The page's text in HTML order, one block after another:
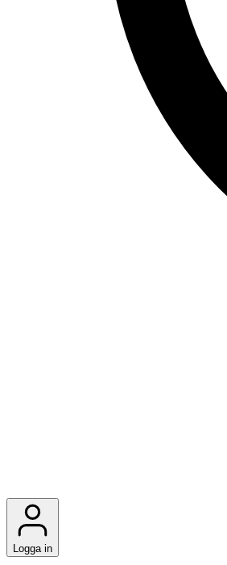
Logga in